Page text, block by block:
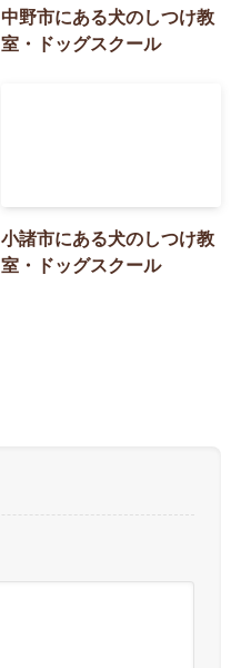
中野市にある犬のしつけ教
室・ドッグスクール
小諸市にある犬のしつけ教
室・ドッグスクール